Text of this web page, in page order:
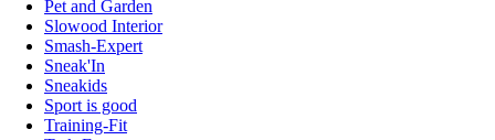
Pet and Garden
Slowood Interior
Smash-Expert
Sneak'In
Sneakids
Sport is good
Training-Fit